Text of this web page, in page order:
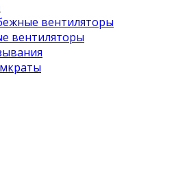
вентиляторы
вентиляторы